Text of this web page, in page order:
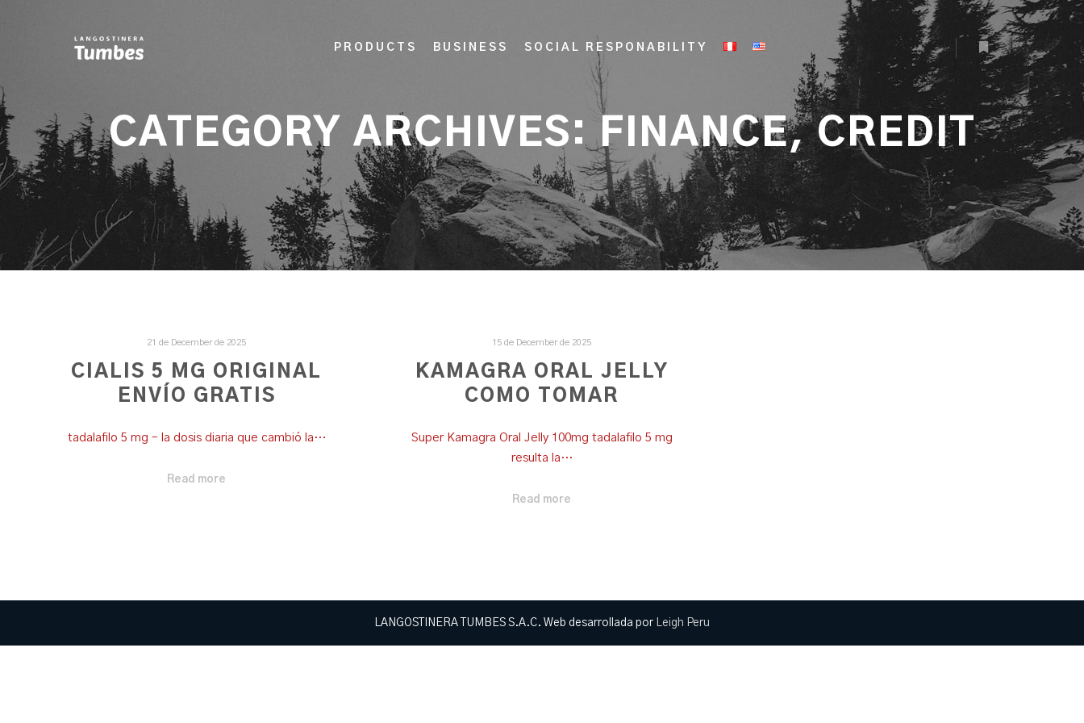
PRODUCTS BUSINESS SOCIAL RESPONABILITY
More info
CATEGORY ARCHIVES:FINANCE, CREDIT
21 de December de 2025
CIALIS 5 MG ORIGINAL
ENVÍO GRATIS
tadalafilo 5 mg – la dosis diaria que cambió la…
Read more
15 de December de 2025
KAMAGRA ORAL JELLY
COMO TOMAR
Super Kamagra Oral Jelly 100mg tadalafilo 5 mg
resulta la…
Read more
LANGOSTINERA TUMBES S.A.C. Web desarrollada por Leigh Peru